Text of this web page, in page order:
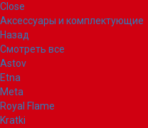
Close
Аксессуары и комплектующие
Назад
Смотреть все
Astov
Etna
Meta
Royal Flame
Kratki